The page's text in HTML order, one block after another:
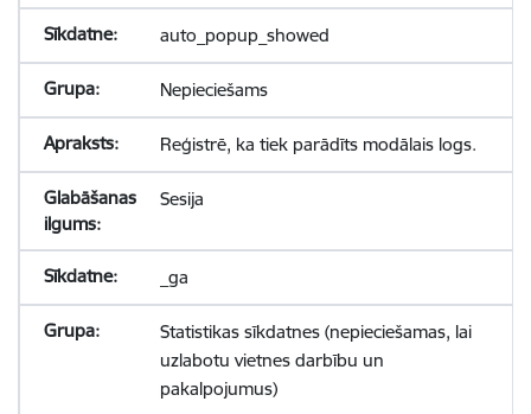
auto_popup_showed
Nepieciešams
Reģistrē, ka tiek parādīts modālais logs.
Sesija
_ga
Statistikas sīkdatnes (nepieciešamas, lai
uzlabotu vietnes darbību un
pakalpojumus)